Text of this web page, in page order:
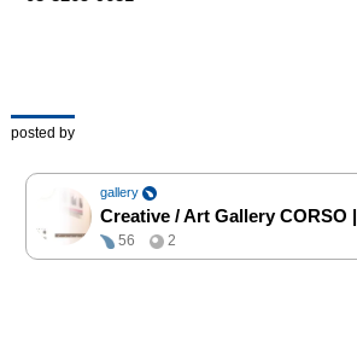
posted by
gallery
Creative / Art Gallery CORSO |
56
2